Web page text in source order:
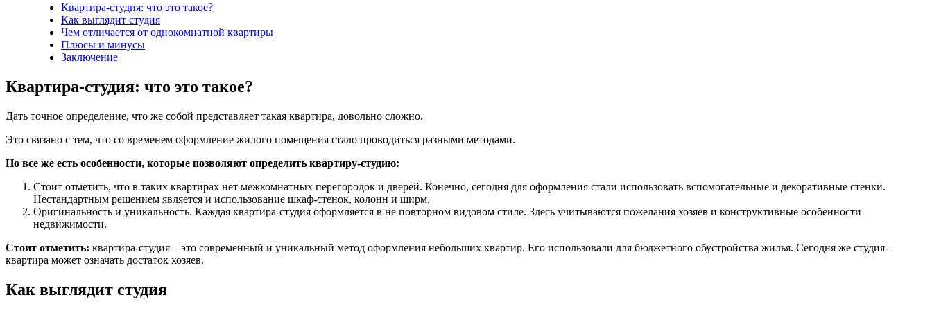
Квартира-студия: что это такое?
Как выглядит студия
Чем отличается от однокомнатной квартиры
Плюсы и минусы
Заключение
Квартира-студия: что это такое?
Дать точное определение, что же собой представляет такая квартира, довольно сложно.
Это связано с тем, что со временем оформление жилого помещения стало проводиться разными методами.
Но все же есть особенности, которые позволяют определить квартиру-студию:
Стоит отметить, что в таких квартирах нет межкомнатных перегородок и дверей. Конечно, сегодня для оформления стали использовать вспомогательные и декоративные стенки.
Нестандартным решением является и использование шкаф-стенок, колонн и ширм.
Оригинальность и уникальность. Каждая квартира-студия оформляется в не повторном видовом стиле. Здесь учитываются пожелания хозяев и конструктивные особенности
недвижимости.
Стоит отметить: квартира-студия – это современный и уникальный метод оформления небольших квартир. Его использовали для бюджетного обустройства жилья. Сегодня же студия-
квартира может означать достаток хозяев.
Как выглядит студия